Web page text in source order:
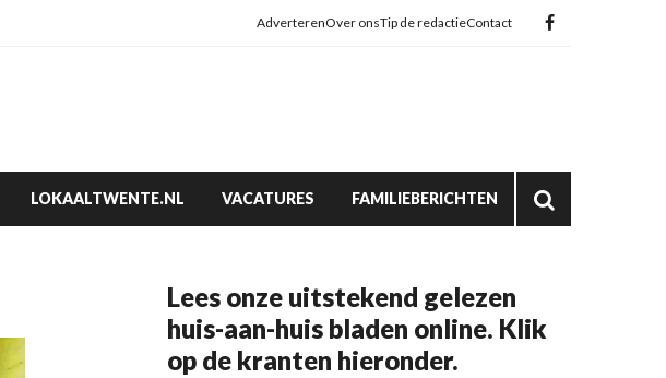
AdverterenOver onsTip de redactieContact
LOKAALTWENTE.NL VACATURES FAMILIEBERICHTEN
Lees onze uitstekend gelezen
huis-aan-huis bladen online. Klik
op de kranten hieronder.